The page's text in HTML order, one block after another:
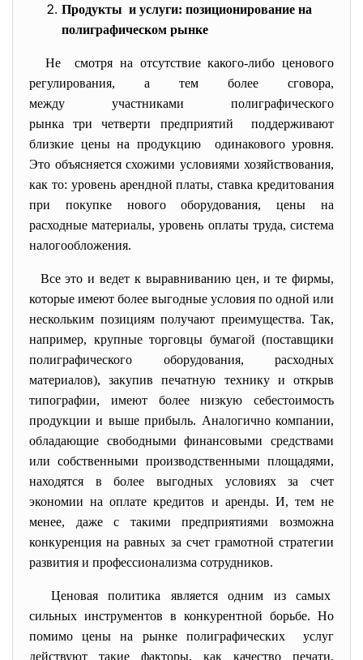
Продукты и услуги: позиционирование на
полиграфическом рынке
Не смотря на отсутствие какого-либо ценового
регулирования, а тем более сговора,
между участниками полиграфического
рынка три четверти предприятий поддерживают
близкие цены на продукцию одинакового уровня.
Это объясняется схожими условиями хозяйствования,
как то: уровень арендной платы, ставка кредитования
при покупке нового оборудования, цены на
расходные материалы, уровень оплаты труда, система
налогообложения.
Все это и ведет к выравниванию цен, и те фирмы,
которые имеют более выгодные условия по одной или
нескольким позициям получают преимущества. Так,
например, крупные торговцы бумагой (поставщики
полиграфического оборудования, расходных
материалов), закупив печатную технику и открыв
типографии, имеют более низкую себестоимость
продукции и выше прибыль. Аналогично компании,
обладающие свободными финансовыми средствами
или собственными производственными площадями,
находятся в более выгодных условиях за счет
экономии на оплате кредитов и аренды. И, тем не
менее, даже с такими предприятиями возможна
конкуренция на равных за счет грамотной стратегии
развития и профессионализма сотрудников.
Ценовая политика является одним из самых
сильных инструментов в конкурентной борьбе. Но
помимо цены на рынке полиграфических услуг
действуют такие факторы, как качество печати,